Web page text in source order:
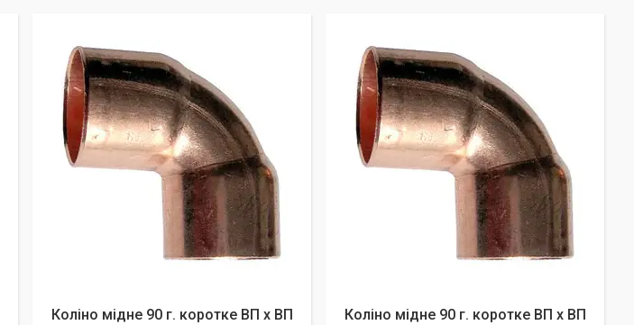
Коліно мідне 90 г. коротке ВП х ВП
Коліно мідне 90 г. коротке ВП х ВП